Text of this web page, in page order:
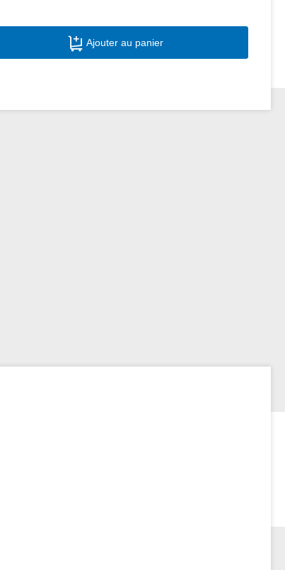
de produit : Entrez la quantité
Ajouter au panier